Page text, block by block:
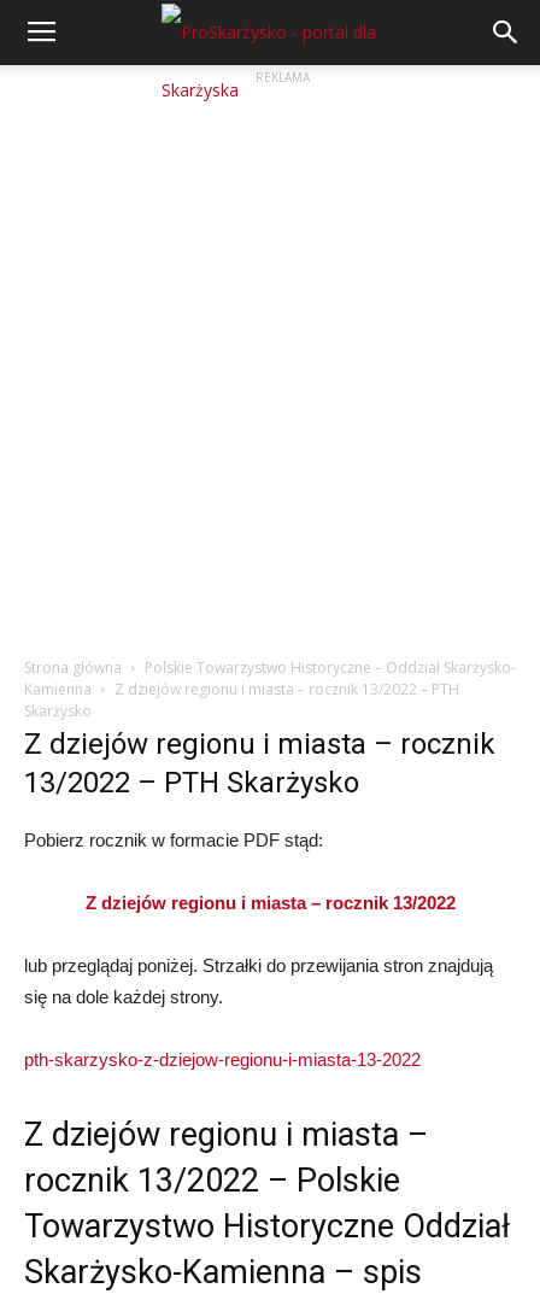
REKLAMA
Strona główna
Polskie Towarzystwo Historyczne – Oddział Skarżysko-
Kamienna
Z dziejów regionu i miasta – rocznik 13/2022 – PTH
Skarżysko
Z dziejów regionu i miasta – rocznik
13/2022 – PTH Skarżysko
Pobierz rocznik w formacie PDF stąd:
Z dziejów regionu i miasta – rocznik 13/2022
lub przeglądaj poniżej. Strzałki do przewijania stron znajdują
się na dole każdej strony.
pth-skarzysko-z-dziejow-regionu-i-miasta-13-2022
Z dziejów regionu i miasta –
rocznik 13/2022 – Polskie
Towarzystwo Historyczne Oddział
Skarżysko-Kamienna – spis